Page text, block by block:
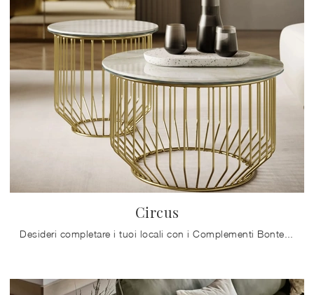
Circus